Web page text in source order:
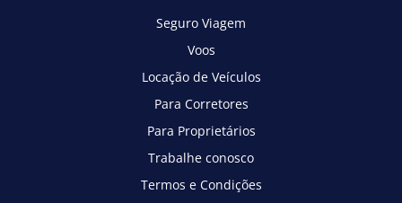
Seguro Viagem
Voos
Locação de Veículos
Para Corretores
Para Proprietários
Trabalhe conosco
Termos e Condições